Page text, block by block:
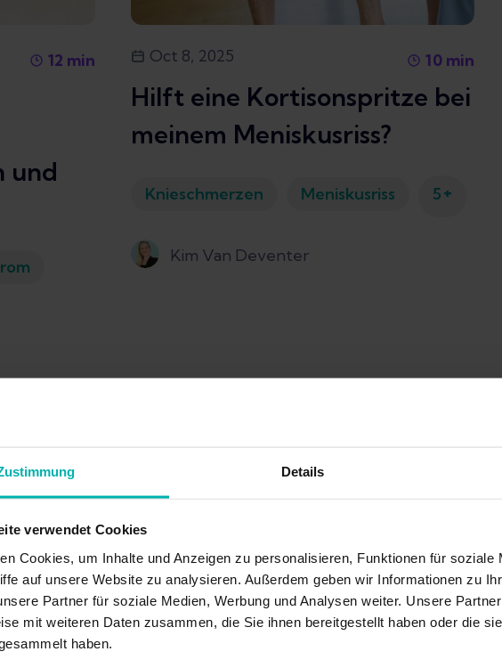
Details
verwendet Cookies
Cookies, um Inhalte und Anzeigen zu personalisieren, Funktionen für soziale
auf unsere Website zu analysieren. Außerdem geben wir Informationen zu
Partner für soziale Medien, Werbung und Analysen weiter. Unsere
mit weiteren Daten zusammen, die Sie ihnen bereitgestellt haben oder die
haben.
12 min
und
Oct 8, 2025 10 min
Hilft eine Kortisonspritze bei
meinem Meniskusriss?
Knieschmerzen Meniskusriss 5+
Kim Van Deventer